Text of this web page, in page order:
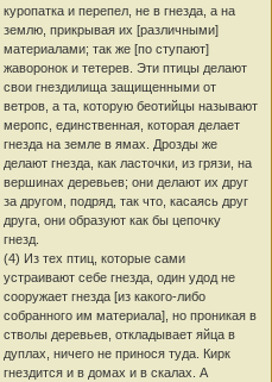
куропатка и перепел, не в гнезда, а на
землю, прикрывая их [различными]
материалами; так же [по ступают]
жаворонок и тетерев. Эти птицы делают
свои гнездилища защищенными от
ветров, а та, которую беотийцы называют
меропс, единственная, которая делает
гнезда на земле в ямах. Дрозды же
делают гнезда, как ласточки, из грязи, на
вершинах деревьев; они делают их друг
за другом, подряд, так что, касаясь друг
друга, они образуют как бы цепочку
гнезд.
(4) Из тех птиц, которые сами
устраивают себе гнезда, один удод не
сооружает гнезда [из какого-либо
собранного им материала], но проникая в
стволы деревьев, откладывает яйца в
дуплах, ничего не принося туда. Кирк
гнездится и в домах и в скалах. А